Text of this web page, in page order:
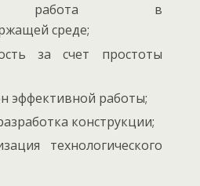
работа в
среде;
за счет простоты
эффективной работы;
конструкции;
технологического